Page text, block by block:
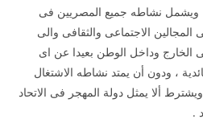
، ويشمل نشاطه جميع المصريين فى
الاجتماعى والثقافى والى
الخارج وداخل الوطن بعيدا عن اى
، ودون أن يمتد نشاطه الاشتغال
ويشترط ألا يمثل دولة المهجر فى الاتحاد
.